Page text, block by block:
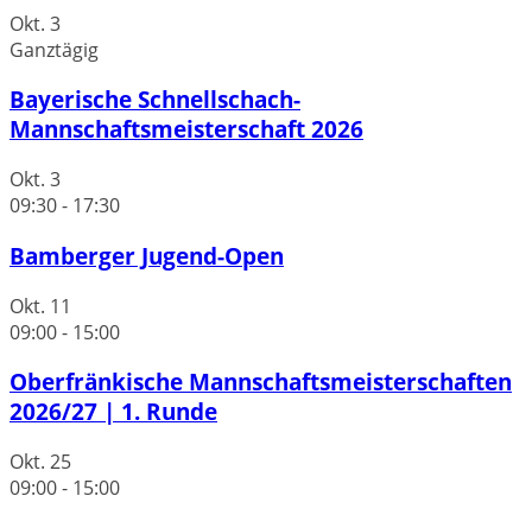
Okt. 3
Ganztägig
Bayerische Schnellschach-
Mannschaftsmeisterschaft 2026
Okt. 3
09:30- 17:30
Bamberger Jugend-Open
Okt. 11
09:00- 15:00
Oberfränkische Mannschaftsmeisterschaften
2026/27 | 1. Runde
Okt. 25
09:00- 15:00